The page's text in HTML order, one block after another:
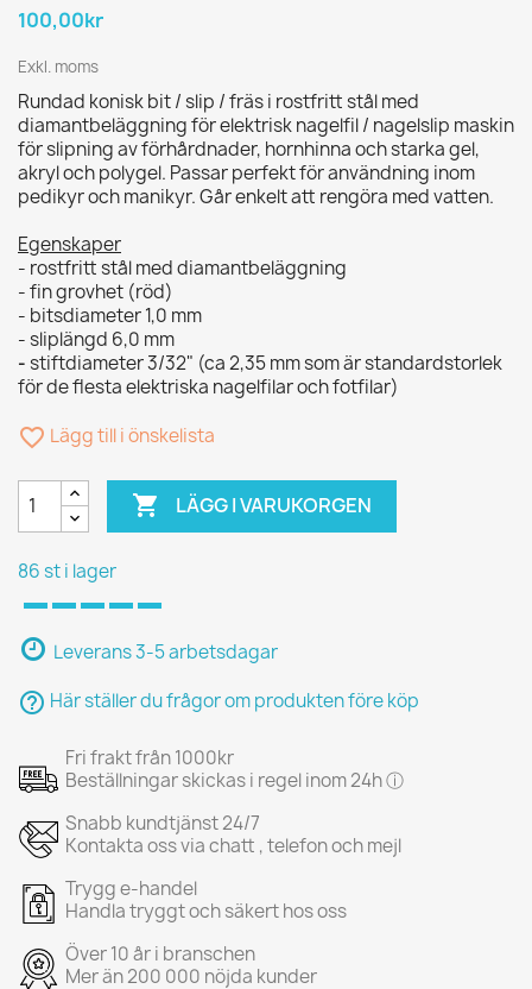
100,00kr
Exkl. moms
Rundad konisk bit / slip / fräs i rostfritt stål med
diamantbeläggning för elektrisk nagelfil / nagelslip maskin
för slipning av förhårdnader, hornhinna och starka gel,
akryl och polygel. Passar perfekt för användning inom
pedikyr och manikyr. Går enkelt att rengöra med vatten.
Egenskaper
- rostfritt stål med diamantbeläggning
- fin grovhet (röd)
- bitsdiameter 1,0 mm
- sliplängd 6,0 mm
-stiftdiameter 3/32" (ca 2,35 mm som är standardstorlek
för de flesta elektriska nagelfilar och fotfilar)
favorite_border Lägg till i önskelista
 LÄGG I VARUKORGEN
86 st i lager
Leverans 3-5 arbetsdagar
help_outline Här ställer du frågor om produkten före köp
Fri frakt från 1000kr
Beställningar skickas i regel inom 24h ⓘ
Snabb kundtjänst 24/7
Kontakta oss via chatt , telefon och mejl
Trygg e-handel
Handla tryggt och säkert hos oss
Över 10 år i branschen
Mer än 200 000 nöjda kunder